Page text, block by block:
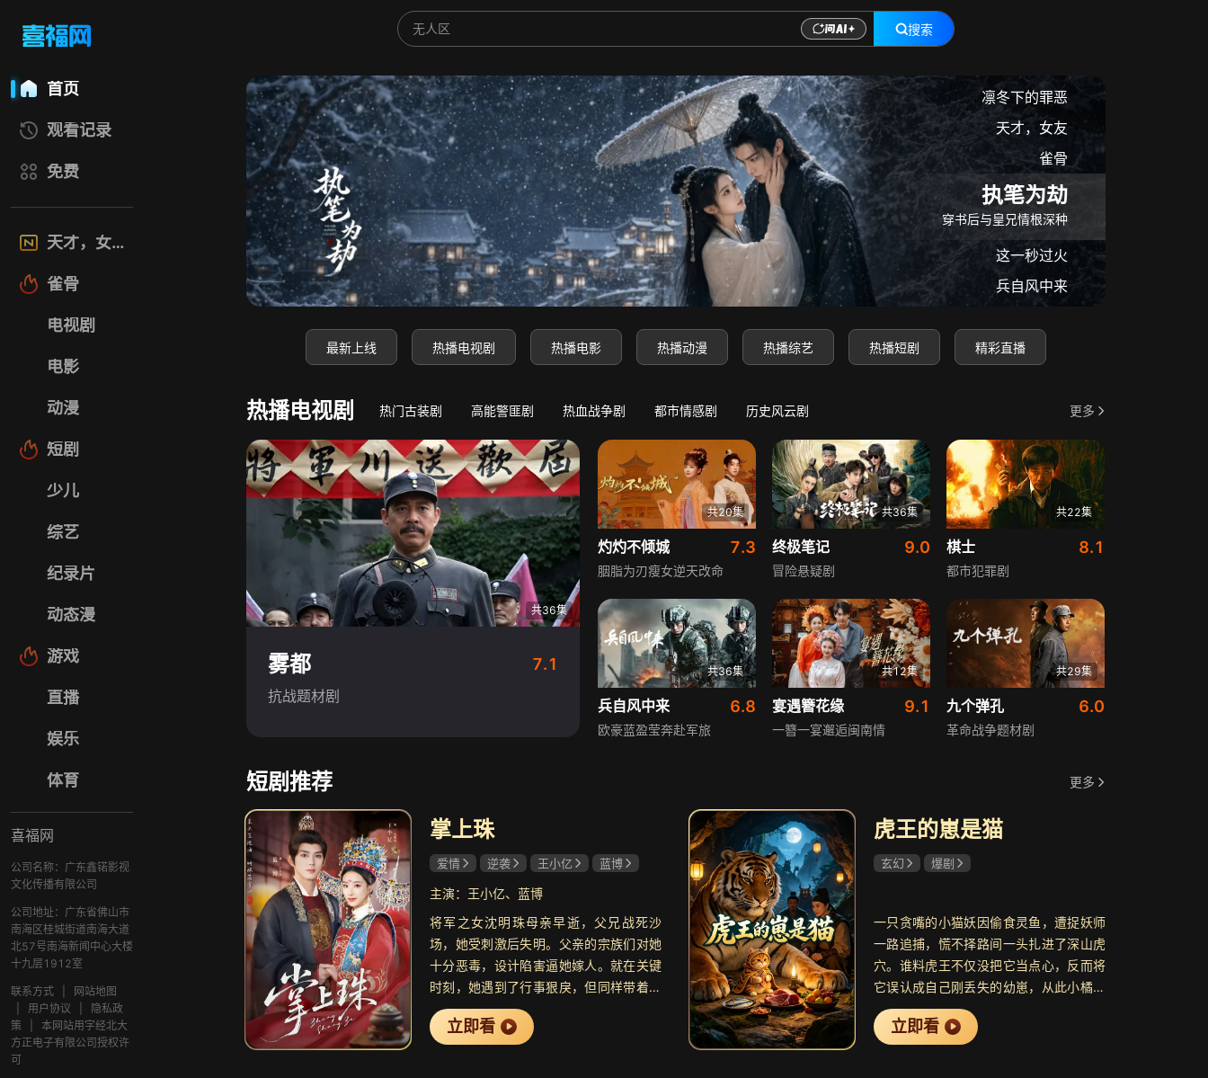
搜索
首页
观看记录
免费
天才，女友
雀骨
电视剧
电影
动漫
短剧
少儿
综艺
纪录片
动态漫
游戏
直播
娱乐
体育
喜福网
公司名称：广东鑫锘影视
文化传播有限公司
公司地址：广东省佛山市
南海区桂城街道南海大道
北57号南海新闻中心大楼
十九层1912室
联系方式
网站地图
用户协议
隐私政
策
本网站用字经北大
方正电子有限公司授权许
可
喜福影视网-高清电影电视剧动漫综艺免费在线观看
凛冬下的罪恶
天才，女友
雀骨
执笔为劫
穿书后与皇兄情根深种
这一秒过火
兵自风中来
最新上线 热播电视剧 热播电影 热播动漫 热播综艺 热播短剧 精彩直播
热播电视剧 热门古装剧 高能警匪剧 热血战争剧 都市情感剧 历史风云剧 更多
共36集
雾都 7.1
抗战题材剧
共20集
灼灼不倾城 7.3
胭脂为刃瘦女逆天改命
共36集
终极笔记 9.0
冒险悬疑剧
共22集
棋士 8.1
都市犯罪剧
共36集
兵自风中来 6.8
欧豪蓝盈莹奔赴军旅
共12集
宴遇簪花缘 9.1
一簪一宴邂逅闽南情
共29集
九个弹孔 6.0
革命战争题材剧
共24集
折金枝 9.7
相府千金涅槃重生
共32集
灿如繁星 8.3
青春励志校园剧
执笔为劫
共15集
幽冥教主是公主 9.4
杀尽负心汉救可怜女
共12集
唐人街探案 7.6
悬疑探案剧
共24集
灵魂摆渡·十年
奇幻都市灵异剧
短剧推荐 更多
掌上珠
爱情 逆袭 王小亿 蓝博
主演：王小亿、蓝博
将军之女沈明珠母亲早逝，父兄战死沙
场，她受刺激后失明。父亲的宗族们对她
十分恶毒，设计陷害逼她嫁人。就在关键
时刻，她遇到了行事狠戾，但同样带着一
身伤痛的镇南王宇文枭。沈明珠决定铤而
走险，以婚试爱。
立即看
虎王的崽是猫
玄幻 爆剧
一只贪嘴的小猫妖因偷食灵鱼，遭捉妖师
一路追捕，慌不择路间一头扎进了深山虎
穴。谁料虎王不仅没把它当点心，反而将
它误认成自己刚丢失的幼崽，从此小橘开
启了啼笑皆非的“假老虎”生涯。虎妈百般
舔舐疼爱，虎哥处处细心守护，哪怕它怎
立即看